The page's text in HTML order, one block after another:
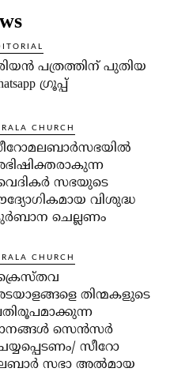
പത്രത്തിന് പുതിയ
ഗ്രൂപ്പ്
CHURCH
സഭയുടെ
വിശുദ്ധ
ചെല്ലണം
CHURCH
തിന്മകളുടെ
സെൻസർ
സീറോ
സഭാ അൽമായ